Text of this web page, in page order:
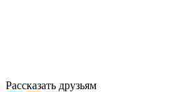
Рассказать друзьям